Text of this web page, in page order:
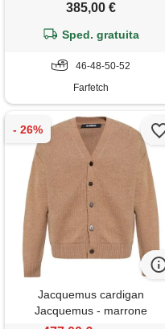
385,00 €
Sped. gratuita
46-48-50-52
Farfetch
Jacquemus cardigan
Jacquemus - marrone